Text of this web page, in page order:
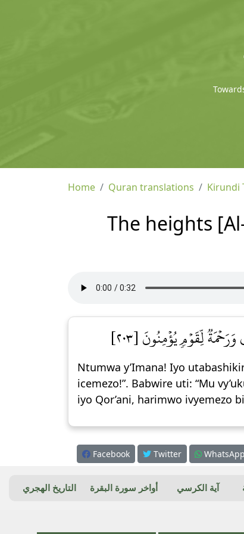
Home Quran translations Kirundi
The heights
لِّقَوۡمٖ يُؤۡمِنُونَ [٢٠٣]
Ntumwa y’Imana! Iyo
icemezo!”. Babwire uti: “Mu
iyo Qor’ani, harimwo ivyemezo
Facebook Twitter WhatsApp
آية الكرسي أواخر سورة البقرة التاريخ الهجري